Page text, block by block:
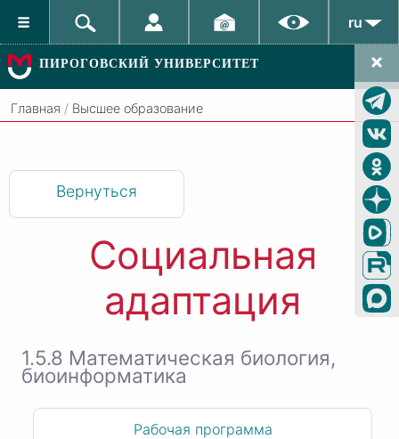
ru
ПИРОГОВСКИЙ УНИВЕРСИТЕТ
Главная / Высшее образование
Вернуться
Социальная
адаптация
1.5.8 Математическая биология,
биоинформатика
Рабочая программа